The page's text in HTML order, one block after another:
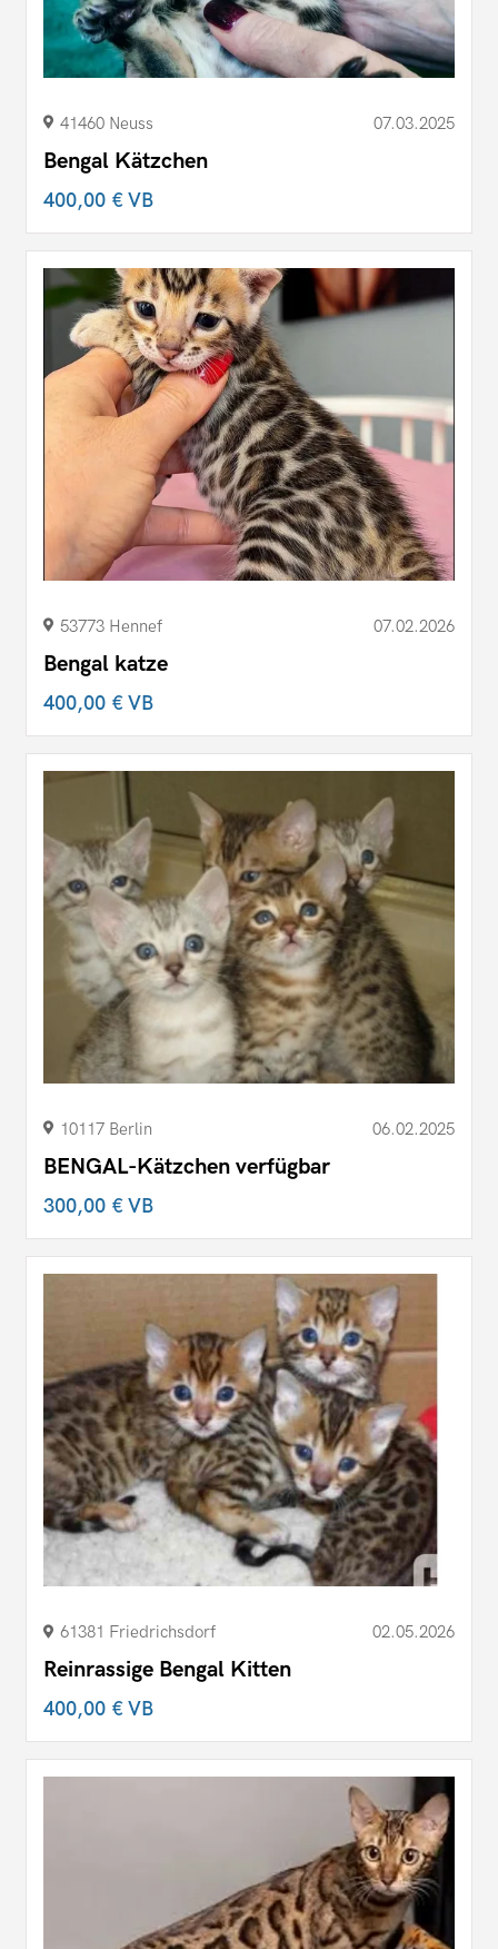
41460 Neuss 07.03.2025
Bengal Kätzchen
400,00 €VB
53773 Hennef 07.02.2026
Bengal katze
400,00 €VB
10117 Berlin 06.02.2025
BENGAL-Kätzchen verfügbar
300,00 €VB
61381 Friedrichsdorf 02.05.2026
Reinrassige Bengal Kitten
400,00 €VB